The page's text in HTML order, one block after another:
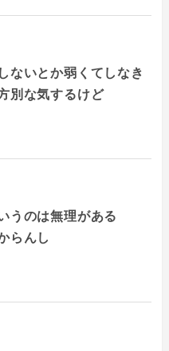
ないとか弱くてしなき
別な気するけど
うのは無理がある
らんし